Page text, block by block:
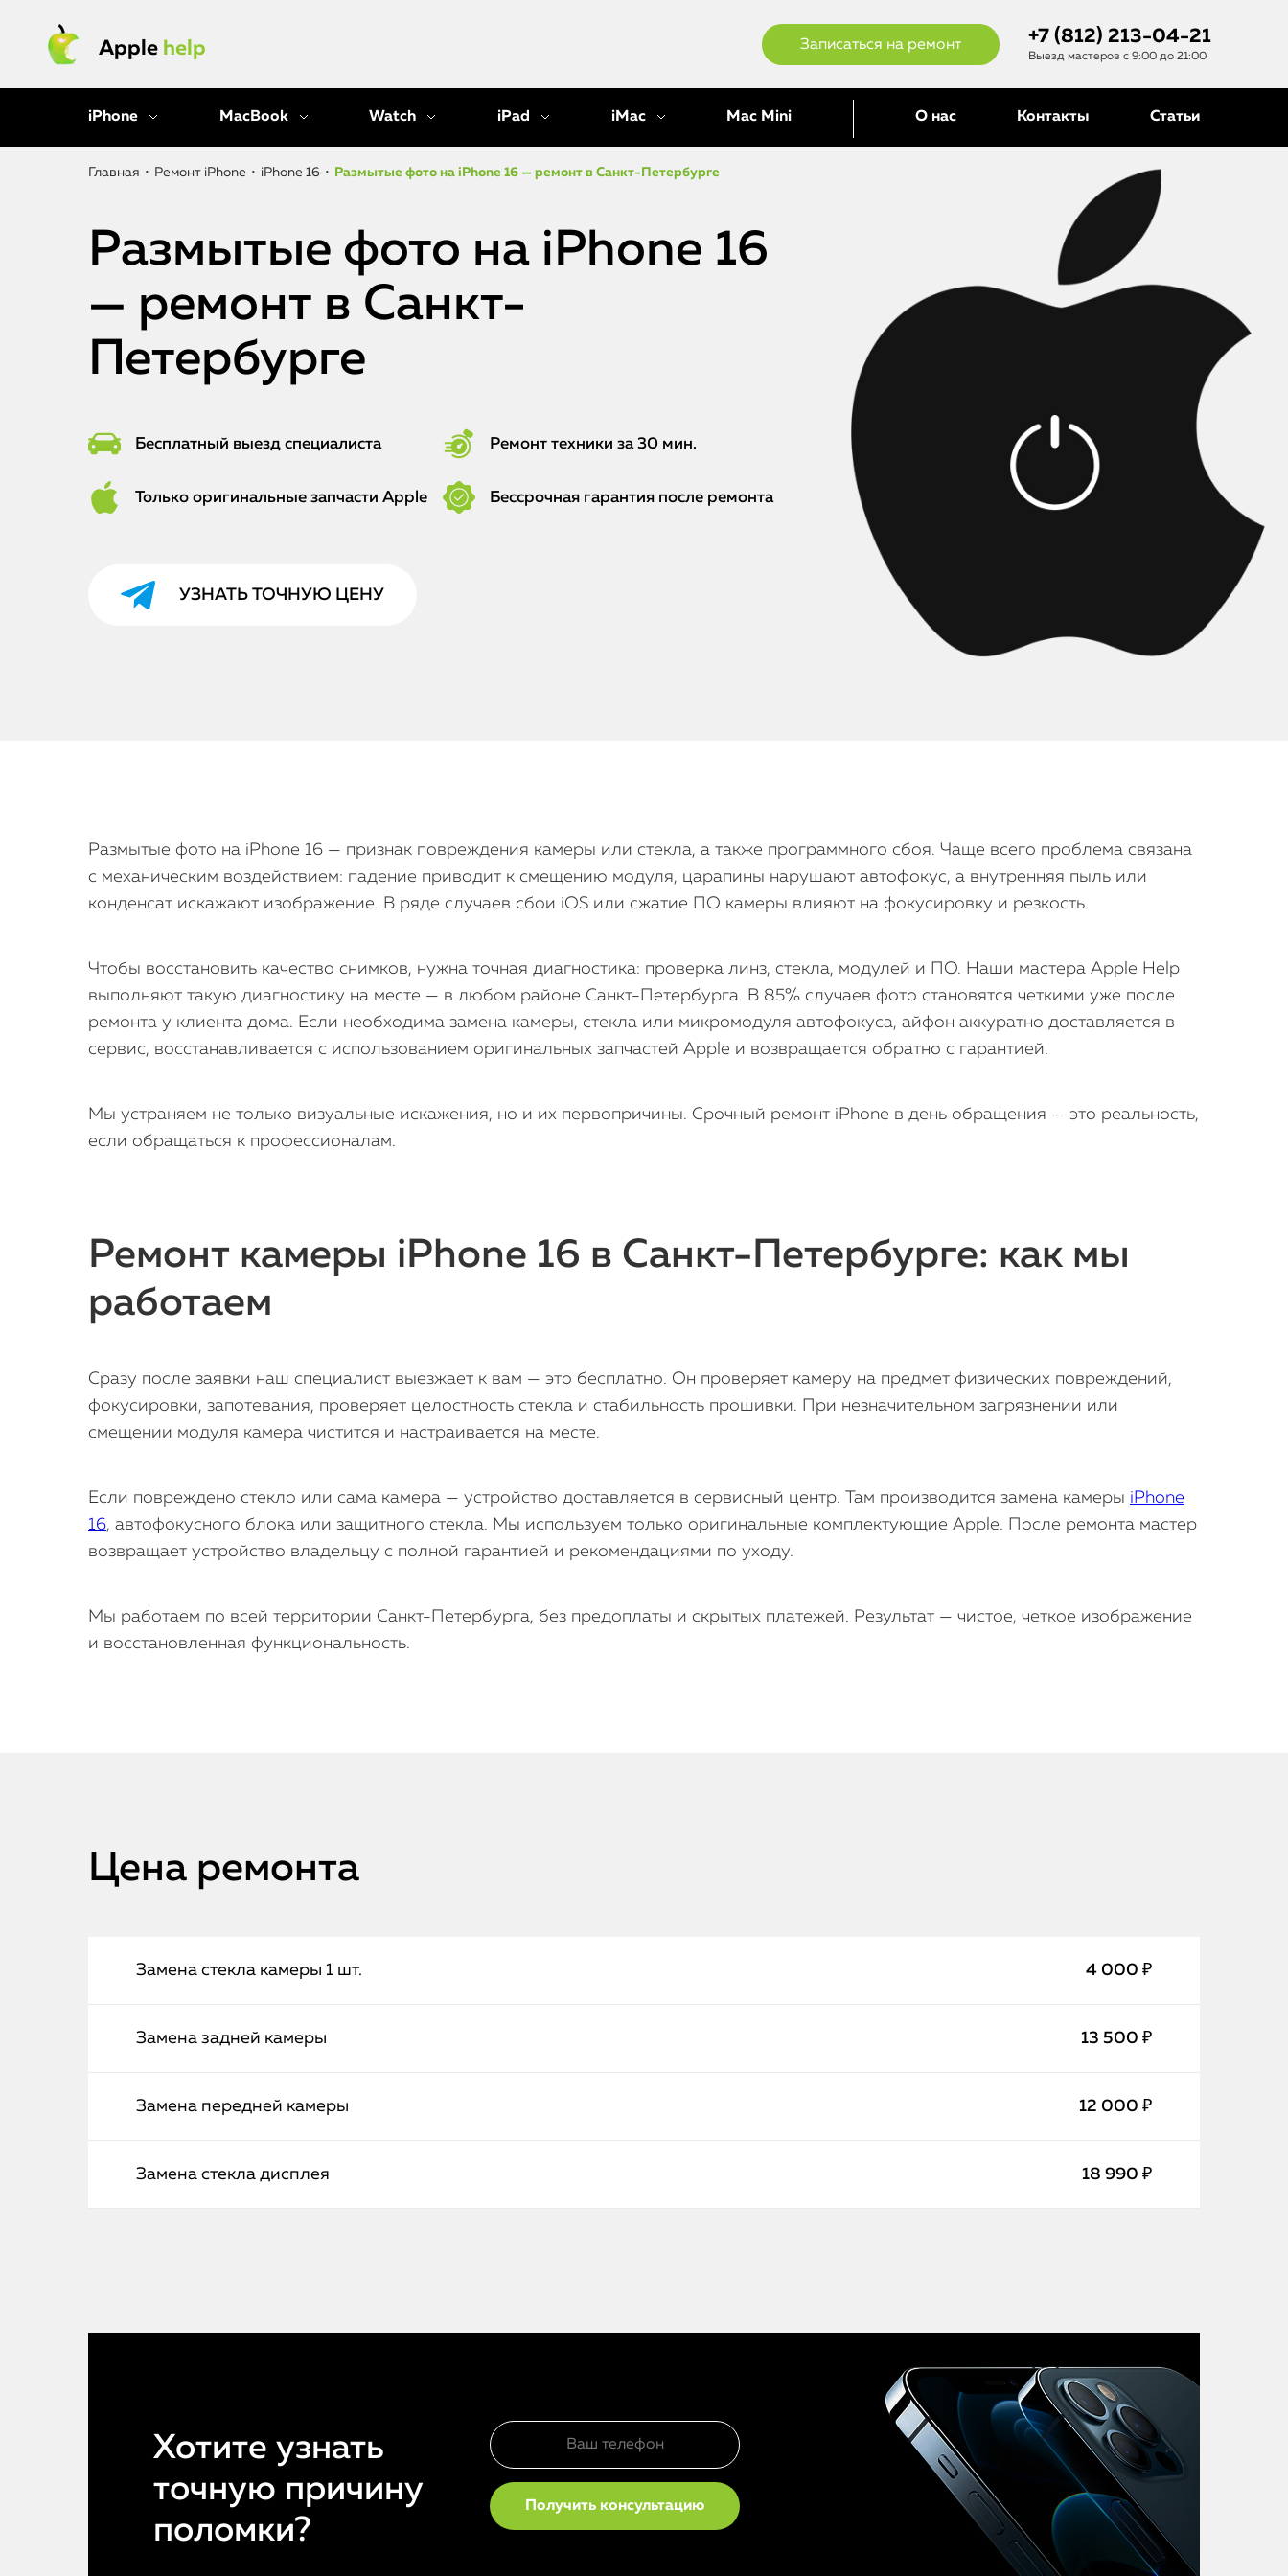
Apple help Записаться на ремонт +7 (812) 213-04-21
Выезд мастеров с 9:00 до 21:00
iPhone MacBook Watch iPad iMac Mac Mini О нас Контакты Статьи
Главная • Ремонт iPhone • iPhone 16 • Размытые фото на iPhone 16 — ремонт в Санкт-Петербурге
Размытые фото на iPhone 16
— ремонт в Санкт-
Петербурге
Бесплатный выезд специалиста Ремонт техники за 30 мин.
Только оригинальные запчасти Apple Бессрочная гарантия после ремонта
УЗНАТЬ ТОЧНУЮ ЦЕНУ
Размытые фото на iPhone 16 — признак повреждения камеры или стекла, а также программного сбоя. Чаще всего проблема связана
с механическим воздействием: падение приводит к смещению модуля, царапины нарушают автофокус, а внутренняя пыль или
конденсат искажают изображение. В ряде случаев сбои iOS или сжатие ПО камеры влияют на фокусировку и резкость.
Чтобы восстановить качество снимков, нужна точная диагностика: проверка линз, стекла, модулей и ПО. Наши мастера Apple Help
выполняют такую диагностику на месте — в любом районе Санкт-Петербурга. В 85% случаев фото становятся четкими уже после
ремонта у клиента дома. Если необходима замена камеры, стекла или микромодуля автофокуса, айфон аккуратно доставляется в
сервис, восстанавливается с использованием оригинальных запчастей Apple и возвращается обратно с гарантией.
Мы устраняем не только визуальные искажения, но и их первопричины. Срочный ремонт iPhone в день обращения — это реальность,
если обращаться к профессионалам.
Ремонт камеры iPhone 16 в Санкт-Петербурге: как мы
работаем
Сразу после заявки наш специалист выезжает к вам — это бесплатно. Он проверяет камеру на предмет физических повреждений,
фокусировки, запотевания, проверяет целостность стекла и стабильность прошивки. При незначительном загрязнении или
смещении модуля камера чистится и настраивается на месте.
Если повреждено стекло или сама камера — устройство доставляется в сервисный центр. Там производится замена камеры iPhone
16, автофокусного блока или защитного стекла. Мы используем только оригинальные комплектующие Apple. После ремонта мастер
возвращает устройство владельцу с полной гарантией и рекомендациями по уходу.
Мы работаем по всей территории Санкт-Петербурга, без предоплаты и скрытых платежей. Результат — чистое, четкое изображение
и восстановленная функциональность.
Цена ремонта
Замена стекла камеры 1 шт. 4 000 ₽
Замена задней камеры 13 500 ₽
Замена передней камеры 12 000 ₽
Замена стекла дисплея 18 990 ₽
Хотите узнать
точную причину
поломки?